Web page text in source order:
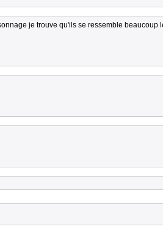
je trouve qu'ils se ressemble beaucoup